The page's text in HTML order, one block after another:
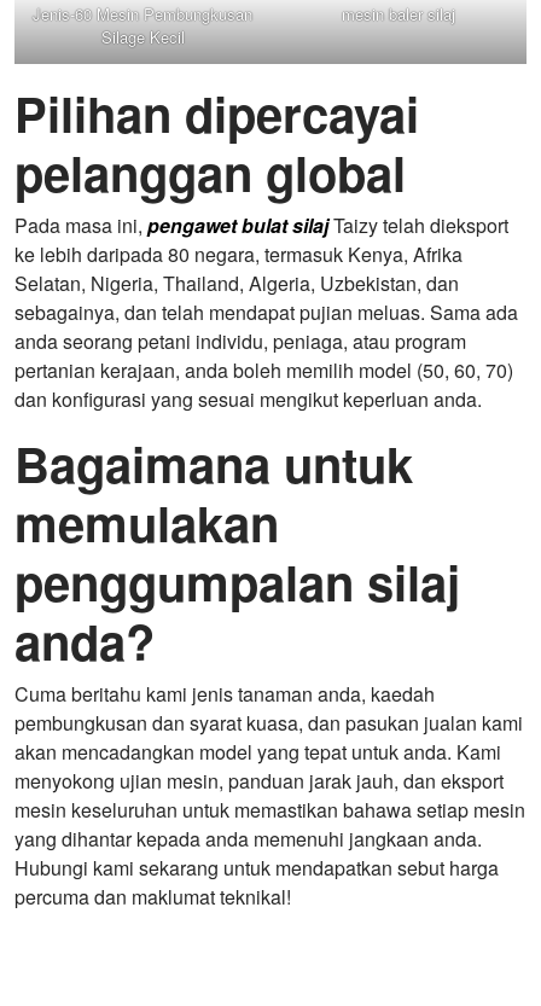
Jenis-60 Mesin Pembungkusan
Silage Kecil
mesin baler silaj
Pilihan dipercayai
pelanggan global
Pada masa ini, pengawet bulat silajTaizy telah dieksport
ke lebih daripada 80 negara, termasuk Kenya, Afrika
Selatan, Nigeria, Thailand, Algeria, Uzbekistan, dan
sebagainya, dan telah mendapat pujian meluas. Sama ada
anda seorang petani individu, peniaga, atau program
pertanian kerajaan, anda boleh memilih model (50, 60, 70)
dan konfigurasi yang sesuai mengikut keperluan anda.
Bagaimana untuk
memulakan
penggumpalan silaj
anda?
Cuma beritahu kami jenis tanaman anda, kaedah
pembungkusan dan syarat kuasa, dan pasukan jualan kami
akan mencadangkan model yang tepat untuk anda. Kami
menyokong ujian mesin, panduan jarak jauh, dan eksport
mesin keseluruhan untuk memastikan bahawa setiap mesin
yang dihantar kepada anda memenuhi jangkaan anda.
Hubungi kami sekarang untuk mendapatkan sebut harga
percuma dan maklumat teknikal!